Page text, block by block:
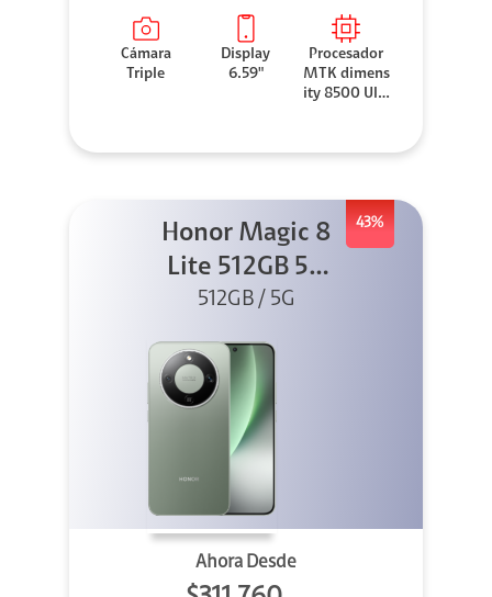
Cámara
Triple
Display
6.59"
Procesador
MTK dimens
ity 8500 Ultr
43%
Honor Magic 8
Lite 512GB 5G
Verde
512GB / 5G
Ahora Desde